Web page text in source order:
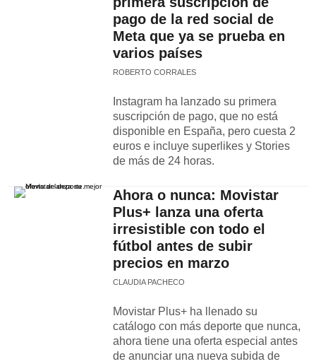
pago de la red social de
Meta que ya se prueba en
varios países
ROBERTO CORRALES
Instagram ha lanzado su primera
suscripción de pago, que no está
disponible en España, pero cuesta 2
euros e incluye superlikes y Stories
de más de 24 horas.
Ahora o nunca: Movistar
Plus+ lanza una oferta
irresistible con todo el
fútbol antes de subir
precios en marzo
CLAUDIA PACHECO
Movistar Plus+ ha llenado su
catálogo con más deporte que nunca,
ahora tiene una oferta especial antes
de anunciar una nueva subida de